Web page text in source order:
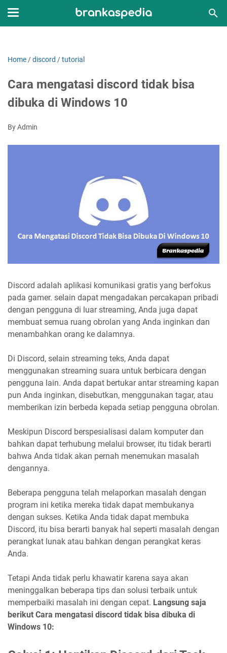
Home /discord /tutorial
Cara mengatasi discord tidak bisa
dibuka di Windows 10
By Admin
Discord adalah aplikasi komunikasi gratis yang berfokus
pada gamer. selain dapat mengadakan percakapan pribadi
dengan pengguna di luar streaming, Anda juga dapat
membuat semua ruang obrolan yang Anda inginkan dan
menambahkan orang ke dalamnya.
Di Discord, selain streaming teks, Anda dapat
menggunakan streaming suara untuk berbicara dengan
pengguna lain. Anda dapat bertukar antar streaming kapan
pun Anda inginkan, disebutkan, menggunakan tagar, atau
memberikan izin berbeda kepada setiap pengguna obrolan.
Meskipun Discord berspesialisasi dalam komputer dan
bahkan dapat terhubung melalui browser, itu tidak berarti
bahwa Anda tidak akan pernah menemukan masalah
dengannya.
Beberapa pengguna telah melaporkan masalah dengan
program ini ketika mereka tidak dapat membukanya
dengan sukses. Ketika Anda tidak dapat membuka
Discord, itu bisa berarti banyak hal seperti masalah dengan
perangkat lunak atau bahkan dengan perangkat keras
Anda.
Tetapi Anda tidak perlu khawatir karena saya akan
meninggalkan beberapa tips dan solusi terbaik untuk
memperbaiki masalah ini dengan cepat. Langsung saja
berikut Cara mengatasi discord tidak bisa dibuka di
Windows 10: